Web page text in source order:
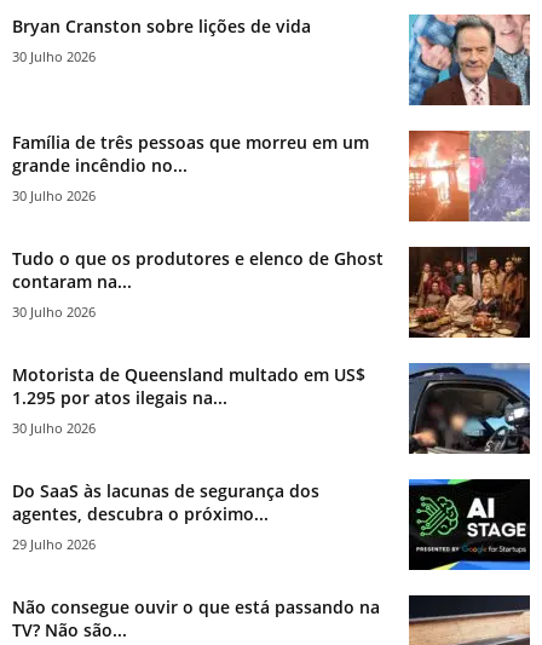
Bryan Cranston sobre lições de vida
30 Julho 2026
Família de três pessoas que morreu em um
grande incêndio no...
30 Julho 2026
Tudo o que os produtores e elenco de Ghost
contaram na...
30 Julho 2026
Motorista de Queensland multado em US$
1.295 por atos ilegais na...
30 Julho 2026
Do SaaS às lacunas de segurança dos
agentes, descubra o próximo...
29 Julho 2026
Não consegue ouvir o que está passando na
TV? Não são...